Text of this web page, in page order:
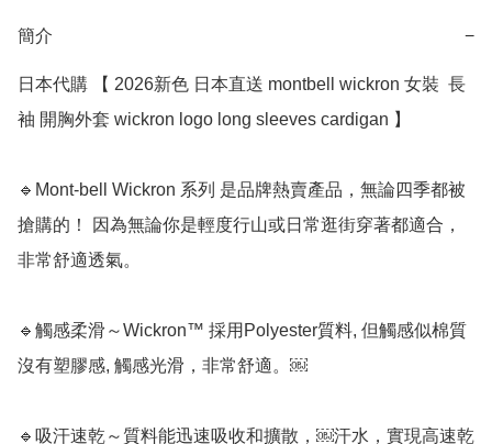
簡介 −
日本代購 【 2026新色 日本直送 montbell wickron 女裝  長
袖 開胸外套 wickron logo long sleeves cardigan 】
🔹Mont-bell Wickron 系列 是品牌熱賣產品，無論四季都被
搶購的！ 因為無論你是輕度行山或日常逛街穿著都適合，
非常舒適透氣。
🔹觸感柔滑～Wickron™️ 採用Polyester質料, 但觸感似棉質
沒有塑膠感, 觸感光滑，非常舒適。￼
🔹吸汗速乾～質料能迅速吸收和擴散，￼汗水，實現高速乾